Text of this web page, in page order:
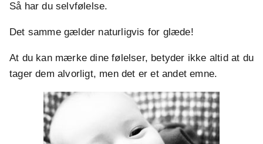
Så har du selvfølelse.
Det samme gælder naturligvis for glæde!
At du kan mærke dine følelser, betyder ikke altid at du
tager dem alvorligt, men det er et andet emne.